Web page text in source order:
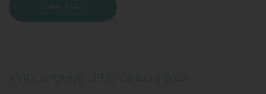
Leer más
XVII Congreso SELO Zamora 2024